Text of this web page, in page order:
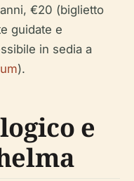
€20 (biglietto
guidate e
in sedia a
).
e